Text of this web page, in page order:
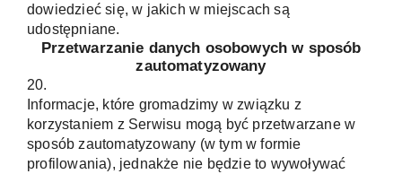
dowiedzieć się, w jakich w miejscach są
udostępniane.
Przetwarzanie danych osobowych w sposób
zautomatyzowany
20.
Informacje, które gromadzimy w związku z
korzystaniem z Serwisu mogą być przetwarzane w
sposób zautomatyzowany (w tym w formie
profilowania), jednakże nie będzie to wywoływać